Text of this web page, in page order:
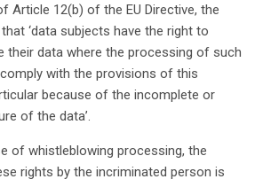
Article 12(b) of the EU Directive, the
‘data subjects have the right to
their data where the processing of such
with the provisions of this
because of the incomplete or
of the data’.
of whistleblowing processing, the
rights by the incriminated person is